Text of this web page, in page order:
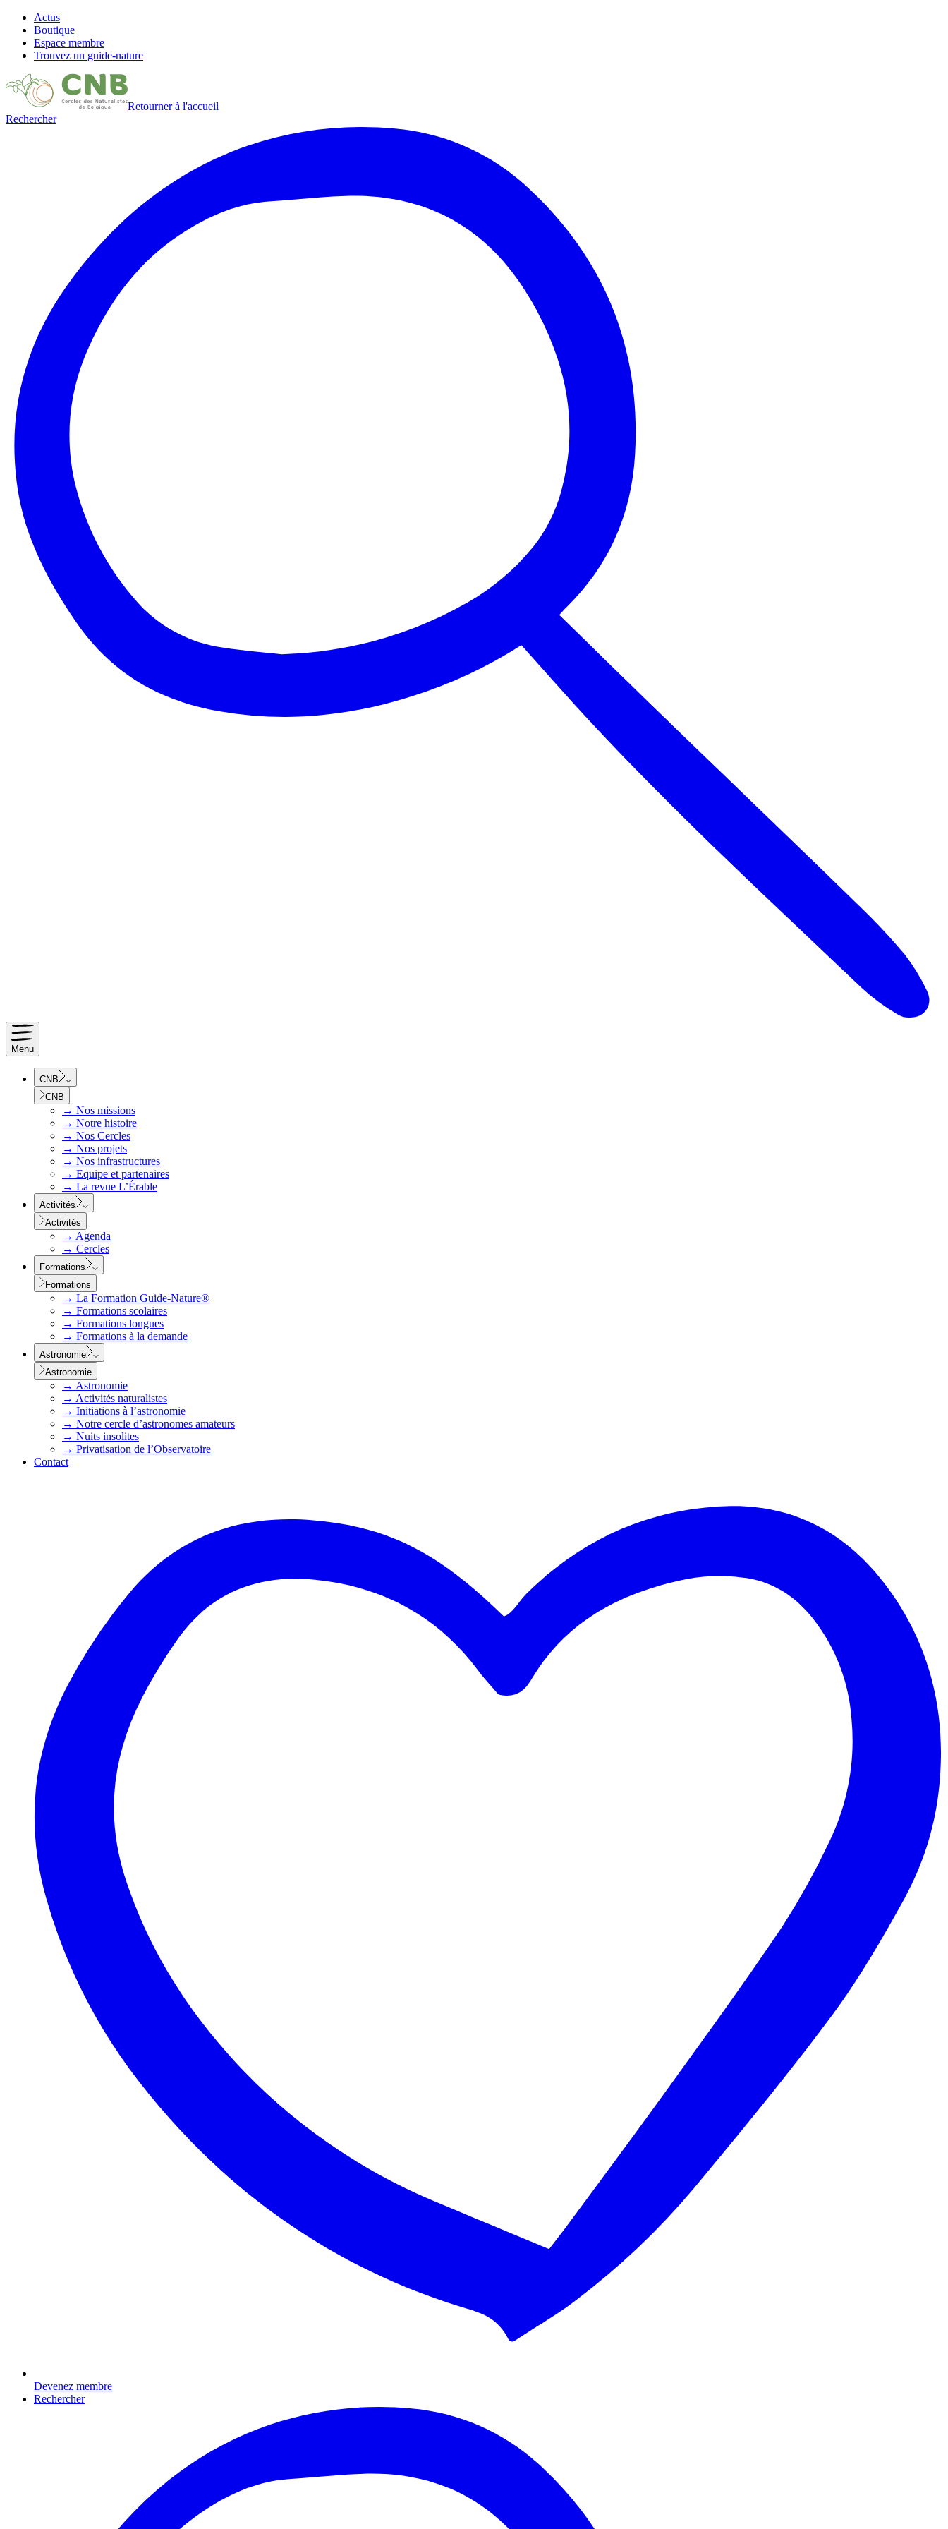
Actus
Boutique
Espace membre
Trouvez un guide-nature
Retourner à l'accueil
Rechercher
Menu
CNB
CNB
→ Nos missions
→ Notre histoire
→ Nos Cercles
→ Nos projets
→ Nos infrastructures
→ Equipe et partenaires
→ La revue L’Érable
Activités
Activités
→ Agenda
→ Cercles
Formations
Formations
→ La Formation Guide-Nature®
→ Formations scolaires
→ Formations longues
→ Formations à la demande
Astronomie
Astronomie
→ Astronomie
→ Activités naturalistes
→ Initiations à l’astronomie
→ Notre cercle d’astronomes amateurs
→ Nuits insolites
→ Privatisation de l’Observatoire
Contact
Devenez membre
Rechercher